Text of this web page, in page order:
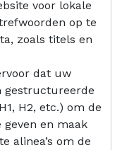
voor lokale
op te
zoals titels en
dat uw
gestructureerde
H2, etc.) om de
en maak
alinea’s om de